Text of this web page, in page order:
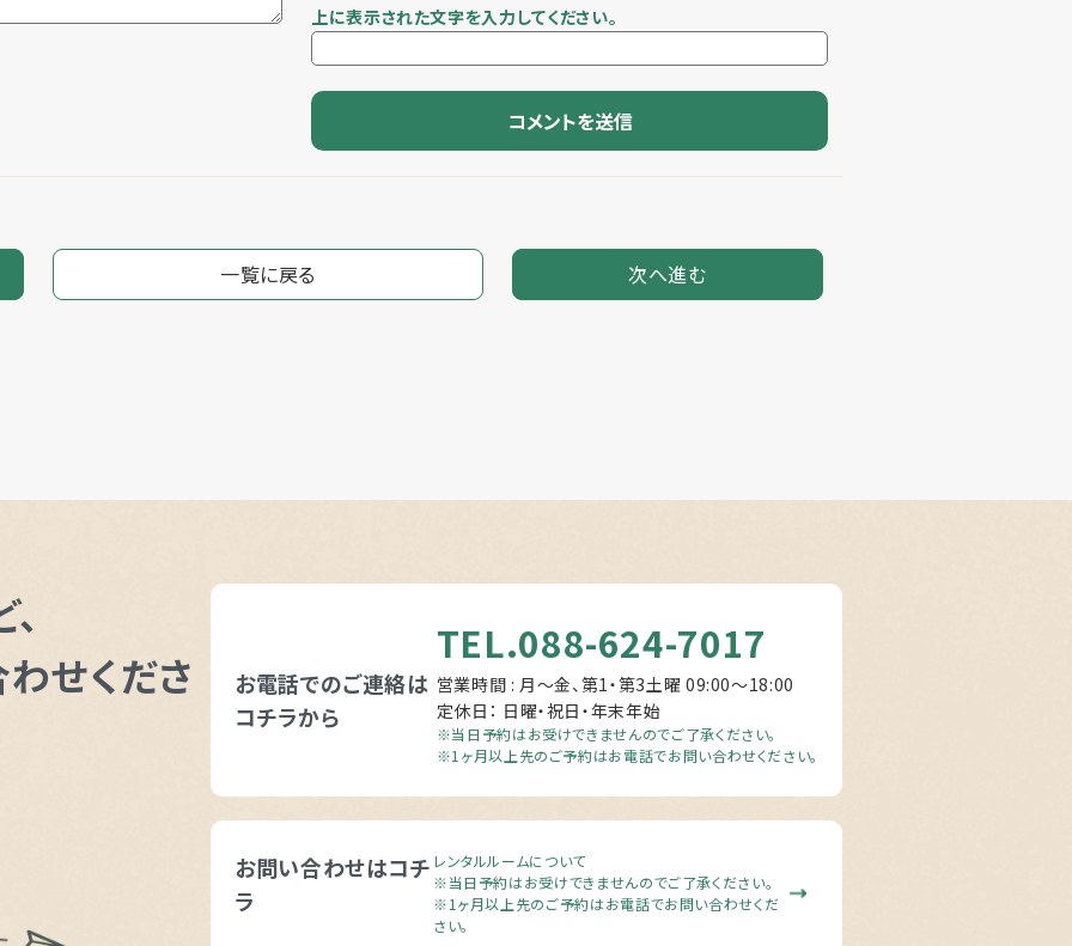
上に表示された文字を入力してください。
一覧に戻る 次へ進む
せくださ
お電話でのご連絡は
コチラから
TEL.088-624-7017
営業時間 : 月～金、第1・第3土曜 09:00〜18:00
定休日： 日曜・祝日・年末年始
※当日予約はお受けできませんのでご了承ください。
※1ヶ月以上先のご予約はお電話でお問い合わせください。
お問い合わせはコチ
ラ
レンタルルームについて
※当日予約はお受けできませんのでご了承ください。
※1ヶ月以上先のご予約はお電話でお問い合わせくだ
さい。